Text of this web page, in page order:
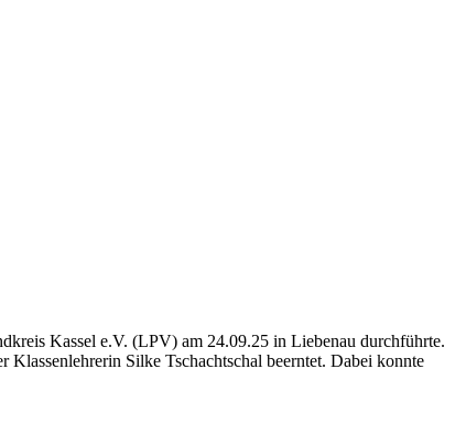
Kassel e.V. (LPV) am 24.09.25 in Liebenau durchführte.
Silke Tschachtschal beerntet. Dabei konnte